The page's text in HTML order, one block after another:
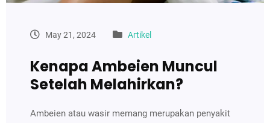
May 21, 2024 Artikel
Kenapa Ambeien Muncul
Setelah Melahirkan?
Ambeien atau wasir memang merupakan penyakit